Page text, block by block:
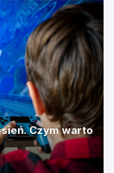
Czym warto